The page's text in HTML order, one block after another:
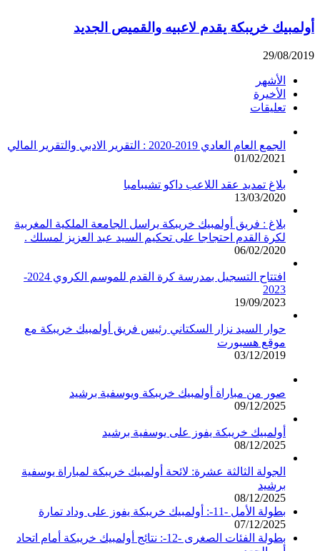
أولمبيك خريبكة يقدم لاعبيه والقميص الجديد
29/08/2019
الأشهر
الأخيرة
تعليقات
الجمع العام العادي 2019-2020 : التقرير الادبي والتقرير المالي
01/02/2021
بلاغ تمديد عقد اللاعب داكو تشيبامبا
13/03/2020
بلاغ : فريق أولمبيك خريبكة يراسل الجامعة الملكية المغربية
لكرة القدم احتجاجا على تحكيم السيد عبد العزيز لمسلك .
06/02/2020
افتتاح التسجيل بمدرسة كرة القدم للموسم الكروي 2024-
2023
19/09/2023
حوار السيد نزار السكتاني رئيس فريق أولمبيك خريبكة مع
موقع هسبورت
03/12/2019
صور من مباراة أولمبيك خريبكة ويوسفية برشيد
09/12/2025
أولمبيك خريبكة يفوز على يوسفية برشيد
08/12/2025
الجولة الثالثة عشرة: لائحة أولمبيك خريبكة لمباراة يوسفية
برشيد
08/12/2025
بطولة الأمل -11-: أولمبيك خريبكة يفوز على وداد تمارة
07/12/2025
بطولة الفئات الصغرى -12-: نتائج أولمبيك خريبكة أمام اتحاد